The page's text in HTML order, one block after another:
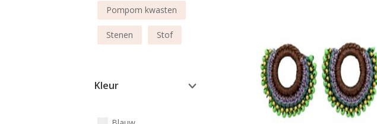
Pompom kwasten
Stenen Stof
Kleur